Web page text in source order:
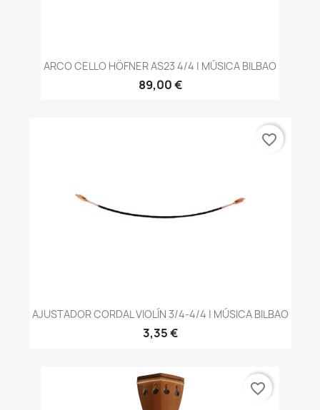
ARCO CELLO HÖFNER AS23 4/4 | MÚSICA BILBAO
89,00 €
AJUSTADOR CORDAL VIOLÍN 3/4-4/4 | MÚSICA BILBAO
3,35 €
favorite_border
favorite_border